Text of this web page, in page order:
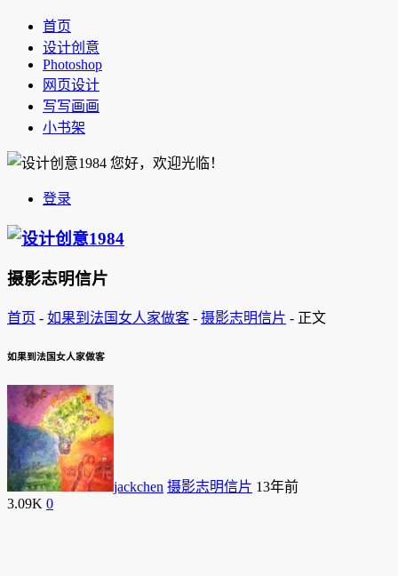
首页
设计创意
Photoshop
网页设计
写写画画
小书架
您好，欢迎光临！
登录
摄影志明信片
首页 - 如果到法国女人家做客 - 摄影志明信片 - 正文
如果到法国女人家做客
jackchen 摄影志明信片 13年前
3.09K 0